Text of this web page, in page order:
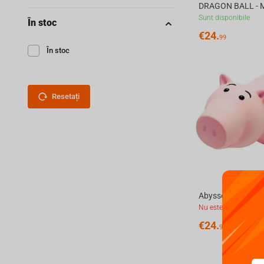
Sunt disponibile
€24.99
Nu este disponibil
€24.99
În stoc
În stoc
Resetați